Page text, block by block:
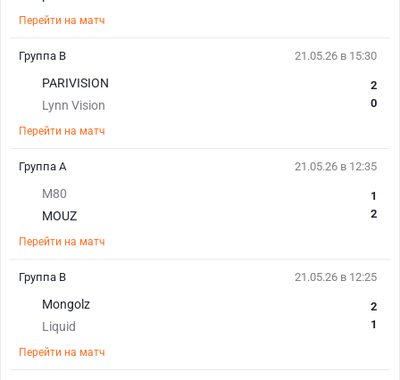
Перейти на матч
21.05.26 в 15:30
PARIVISION
Lynn Vision
2
0
Перейти на матч
Группа В
21.05.26 в 12:35
M80
MOUZ
1
2
Перейти на матч
Группа А
21.05.26 в 12:25
Mongolz
Liquid
2
1
Перейти на матч
Группа В